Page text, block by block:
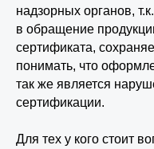
надзорных органов,
в обращение
сертификата,
понимать, что
так же является
сертификации.
Для тех у кого стоит